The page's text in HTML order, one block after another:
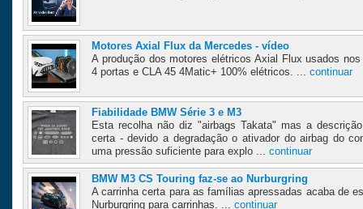
Motores Axial Flux da Mercedes - vídeo
A produção dos motores elétricos Axial Flux usados
4 portas e CLA 45 4Matic+ 100% elétricos. ... continuar
Fiabilidade BMW Série 3 e M3
Esta recolha não diz "airbags Takata" mas a
certa - devido a degradação o ativador do airbag do
uma pressão suficiente para explo ... continuar
BMW M3 CS Touring faz-se ao Nurburgring
A carrinha certa para as famílias apressadas acaba de
Nurburgring para carrinhas. ... continuar